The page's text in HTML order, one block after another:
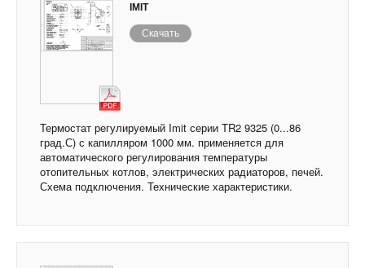
IMIT
Скачать
Термостат регулируемый Imit серии TR2 9325 (0...86
град.С) с капилляром 1000 мм. применяется для
автоматического регулирования температуры
отопительных котлов, электрических радиаторов, печей.
Схема подключения. Технические характеристики.